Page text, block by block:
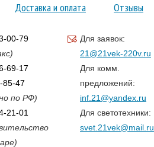
Доставка и оплата Отзывы
00-79
69-17
85-47
по РФ)
21-01
Для заявок:
21@21vek-220v.ru
Для комм.
предложений:
inf.21@yandex.ru
Для светотехники:
svet.21vek@mail.ru